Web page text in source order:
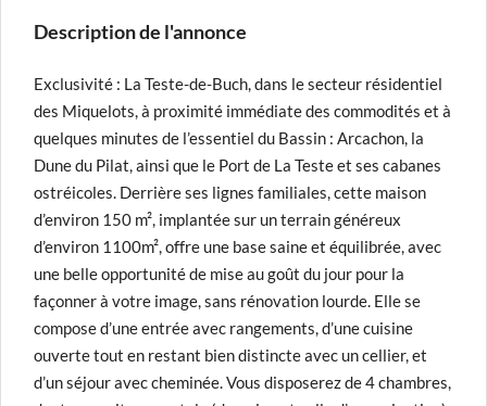
Description de l'annonce
Exclusivité : La Teste-de-Buch, dans le secteur résidentiel
des Miquelots, à proximité immédiate des commodités et à
quelques minutes de l’essentiel du Bassin : Arcachon, la
Dune du Pilat, ainsi que le Port de La Teste et ses cabanes
ostréicoles. Derrière ses lignes familiales, cette maison
d’environ 150 m², implantée sur un terrain généreux
d’environ 1100m², offre une base saine et équilibrée, avec
une belle opportunité de mise au goût du jour pour la
façonner à votre image, sans rénovation lourde. Elle se
compose d’une entrée avec rangements, d’une cuisine
ouverte tout en restant bien distincte avec un cellier, et
d’un séjour avec cheminée. Vous disposerez de 4 chambres,